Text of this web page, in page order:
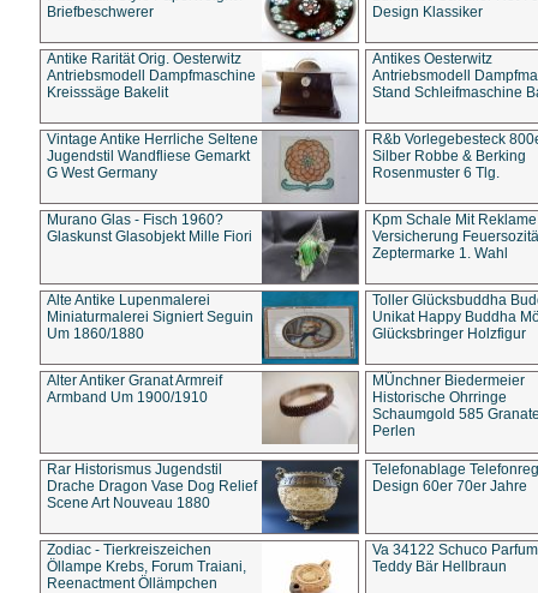
Briefbeschwerer
Design Klassiker
Antike Rarität Orig. Oesterwitz
Antriebsmodell Dampfmaschine
Kreisssäge Bakelit
Antikes Oesterwitz
Antriebsmodell
Stand Schleifmaschine
Vintage Antike Herrliche Seltene
Jugendstil Wandfliese Gemarkt
G West Germany
R&b Vorlegebesteck
Silber Robbe & Berking
Rosenmuster 6 Tlg.
Murano Glas - Fisch 1960?
Glaskunst Glasobjekt Mille Fiori
Kpm Schale Mit Reklame
Versicherung
Zeptermarke 1. Wahl
Alte Antike Lupenmalerei
Miniaturmalerei Signiert Seguin
Um 1860/1880
Toller Glücksbuddha
Unikat Happy Buddha
Glücksbringer Holzfigur
Alter Antiker Granat Armreif
Armband Um 1900/1910
MÜnchner Biedermeier
Historische Ohrringe
Schaumgold 585
Perlen
Rar Historismus Jugendstil
Drache Dragon Vase Dog Relief
Scene Art Nouveau 1880
Telefonablage
Design 60er 70er Jahre
Zodiac - Tierkreiszeichen
Öllampe Krebs, Forum Traiani,
Reenactment Öllämpchen
Va 34122 Schuco
Teddy Bär Hellbraun